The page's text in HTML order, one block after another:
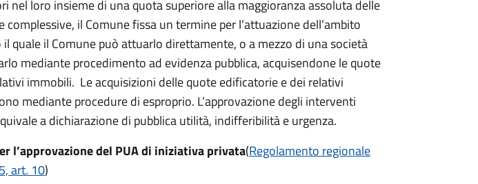
nel loro insieme di una quota superiore alla maggioranza assoluta delle
il Comune fissa un termine per l’attuazione dell’ambito
quale il Comune può attuarlo direttamente, o a mezzo di una società
mediante procedimento ad evidenza pubblica, acquisendone le quote
immobili. Le acquisizioni delle quote edificatorie e dei relativi
mediante procedure di esproprio. L’approvazione degli interventi
a dichiarazione di pubblica utilità, indifferibilità e urgenza.
l’approvazione del PUA di iniziativa privata(Regolamento regionale
art. 10)